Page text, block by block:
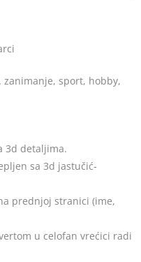
zanimanje, sport, hobby,
3d detaljima.
sa 3d jastučić-
prednjoj stranici (ime,
u celofan vrećici radi